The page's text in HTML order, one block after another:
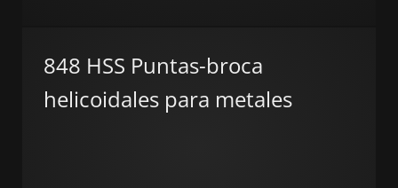
848 HSS Puntas-broca
helicoidales para metales